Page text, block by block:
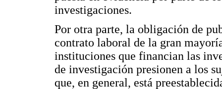
investigaciones.
Por otra parte, la obligación de
contrato laboral de la gran
instituciones que financian las
de investigación presionen a los
que, en general, está